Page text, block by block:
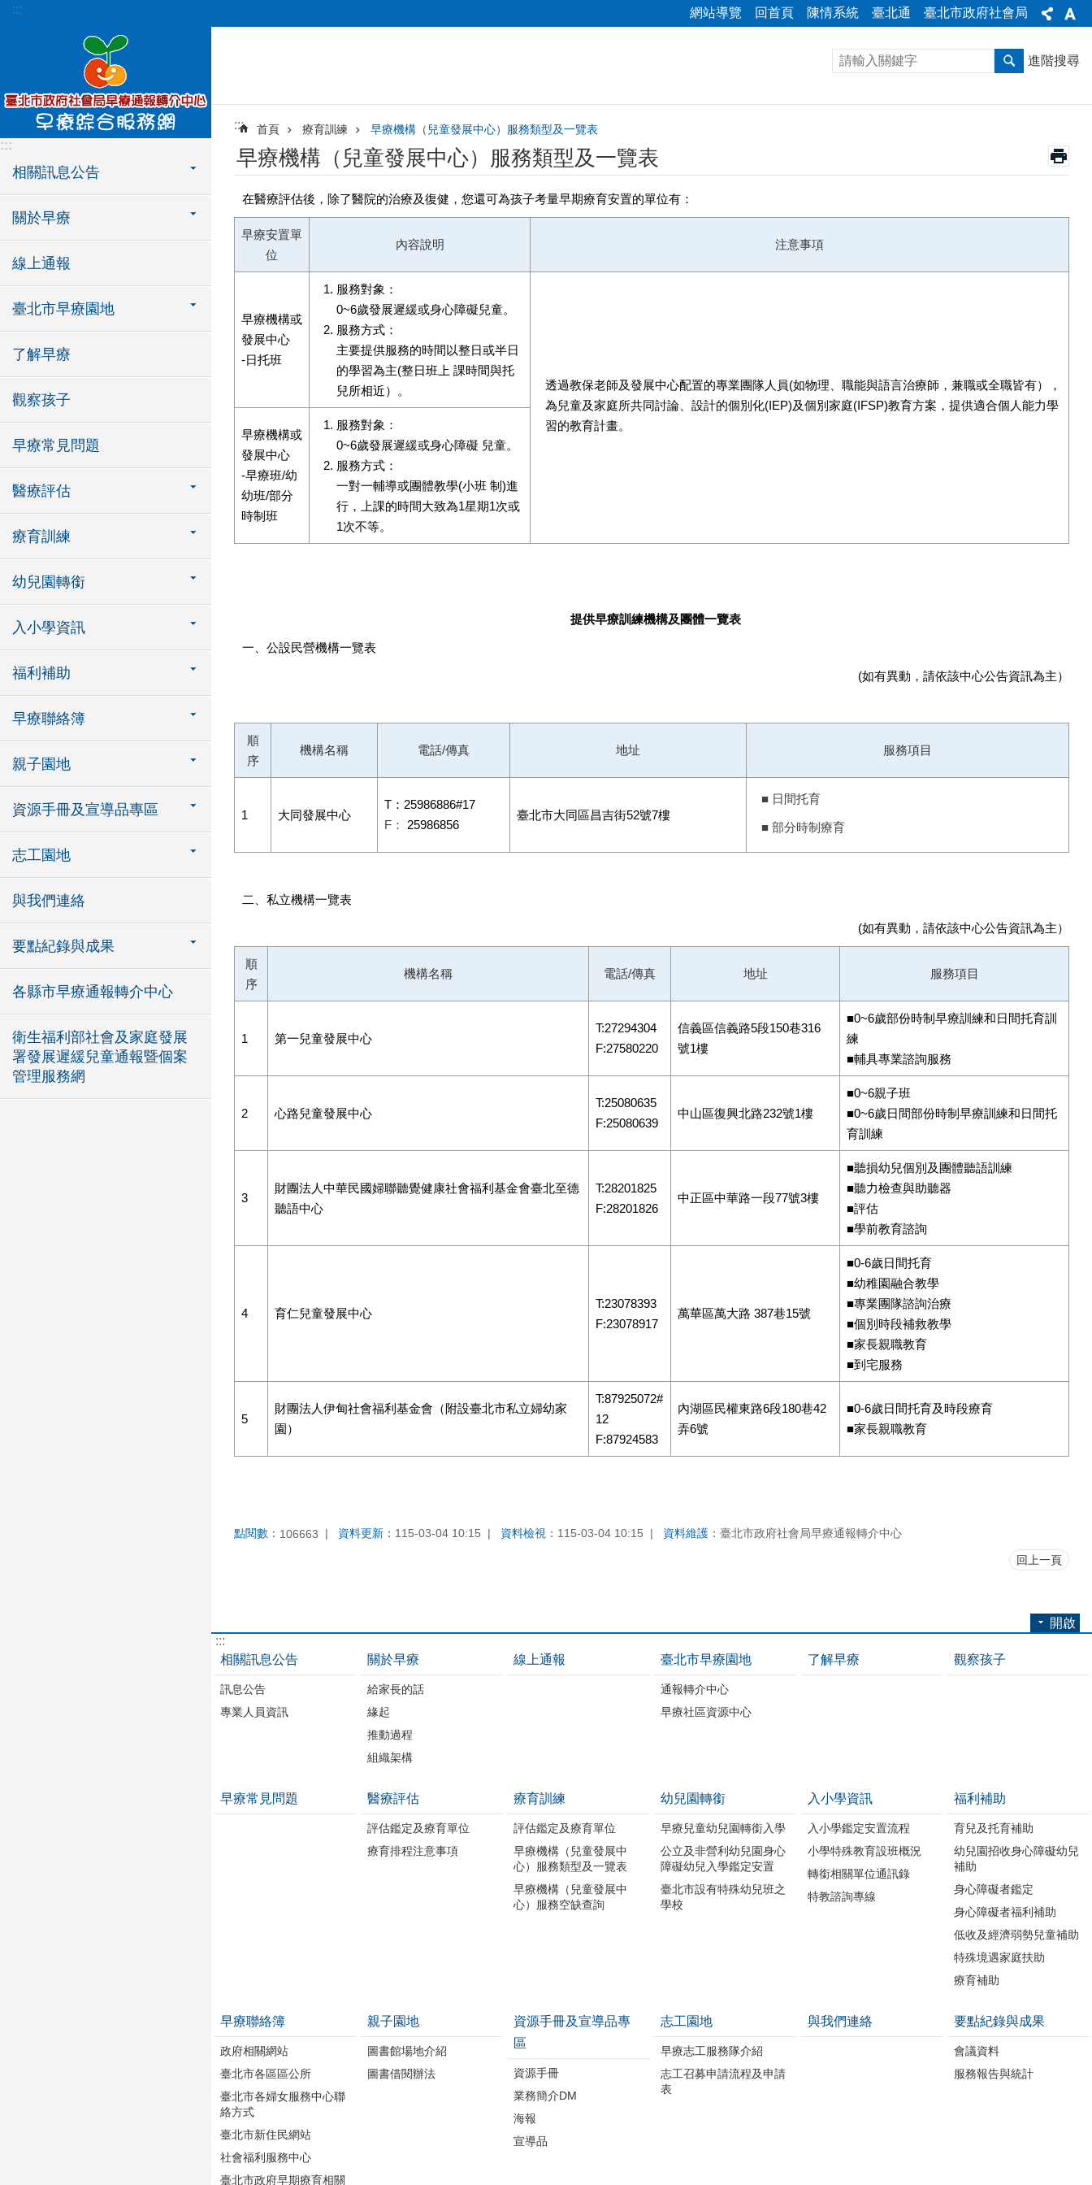
跳到主要內容區塊
::: 網站導覽 回首頁 陳情系統 臺北通 臺北市政府社會局
:::
相關訊息公告
關於早療
線上通報
臺北市早療園地
了解早療
觀察孩子
早療常見問題
醫療評估
療育訓練
幼兒園轉銜
入小學資訊
福利補助
早療聯絡簿
親子園地
資源手冊及宣導品專區
志工園地
與我們連絡
要點紀錄與成果
各縣市早療通報轉介中心
衛生福利部社會及家庭發展
署發展遲緩兒童通報暨個案
管理服務網
進階搜尋
::: 首頁 療育訓練 早療機構（兒童發展中心）服務類型及一覽表
早療機構（兒童發展中心）服務類型及一覽表
在醫療評估後，除了醫院的治療及復健，您還可為孩子考量早期療育安置的單位有：
早療安置單
位
內容說明 注意事項
早療機構或
發展中心
-日托班
服務對象：
0~6歲發展遲緩或身心障礙兒童。
服務方式：
主要提供服務的時間以整日或半日
的學習為主(整日班上 課時間與托
兒所相近）。
透過教保老師及發展中心配置的專業團隊人員(如物理、職能與語言治療師，兼職或全職皆有），
為兒童及家庭所共同討論、設計的個別化(IEP)及個別家庭(IFSP)教育方案，提供適合個人能力學
習的教育計畫。
早療機構或
發展中心
-早療班/幼
幼班/部分
時制班
服務對象：
0~6歲發展遲緩或身心障礙 兒童。
服務方式：
一對一輔導或團體教學(小班 制)進
行，上課的時間大致為1星期1次或
1次不等。
提供早療訓練機構及團體一覽表
一、公設民營機構一覽表
(如有異動，請依該中心公告資訊為主）
順
序
機構名稱 電話/傳真 地址 服務項目
1 大同發展中心
T：25986886#17
F：
25986856
臺北市大同區昌吉街52號7樓
■ 日間托育
■ 部分時制療育
二、私立機構一覽表
(如有異動，請依該中心公告資訊為主）
順
序
機構名稱 電話/傳真 地址 服務項目
1 第一兒童發展中心
T:27294304
F:27580220
信義區信義路5段150巷316
號1樓
■0~6歲部份時制早療訓練和日間托育訓
練
■輔具專業諮詢服務
2 心路兒童發展中心
T:25080635
F:25080639
中山區復興北路232號1樓
■0~6親子班
■0~6歲日間部份時制早療訓練和日間托
育訓練
3
財團法人中華民國婦聯聽覺健康社會福利基金會臺北至德
聽語中心
T:28201825
F:28201826
中正區中華路一段77號3樓
■聽損幼兒個別及團體聽語訓練
■聽力檢查與助聽器
■評估
■學前教育諮詢
4 育仁兒童發展中心
T:23078393
F:23078917
萬華區萬大路 387巷15號
■0-6歲日間托育
■幼稚園融合教學
■專業團隊諮詢治療
■個別時段補救教學
■家長親職教育
■到宅服務
5
財團法人伊甸社會福利基金會（附設臺北市私立婦幼家
園）
T:87925072#
12
F:87924583
內湖區民權東路6段180巷42
弄6號
■0-6歲日間托育及時段療育
■家長親職教育
點閱數： 106663 資料更新： 115-03-04 10:15 資料檢視： 115-03-04 10:15 資料維護： 臺北市政府社會局早療通報轉介中心
回上一頁
開啟
:::
相關訊息公告
訊息公告
專業人員資訊
關於早療
給家長的話
緣起
推動過程
組織架構
線上通報 臺北市早療園地
通報轉介中心
早療社區資源中心
了解早療 觀察孩子
早療常見問題 醫療評估
評估鑑定及療育單位
療育排程注意事項
療育訓練
評估鑑定及療育單位
早療機構（兒童發展中
心）服務類型及一覽表
早療機構（兒童發展中
心）服務空缺查詢
幼兒園轉銜
早療兒童幼兒園轉銜入學
公立及非營利幼兒園身心
障礙幼兒入學鑑定安置
臺北市設有特殊幼兒班之
學校
入小學資訊
入小學鑑定安置流程
小學特殊教育設班概況
轉銜相關單位通訊錄
特教諮詢專線
福利補助
育兒及托育補助
幼兒園招收身心障礙幼兒
補助
身心障礙者鑑定
身心障礙者福利補助
低收及經濟弱勢兒童補助
特殊境遇家庭扶助
療育補助
早療聯絡簿
政府相關網站
臺北市各區區公所
臺北市各婦女服務中心聯
絡方式
臺北市新住民網站
社會福利服務中心
臺北市政府早期療育相關
親子園地
圖書館場地介紹
圖書借閱辦法
資源手冊及宣導品專
區
資源手冊
業務簡介DM
海報
宣導品
志工園地
早療志工服務隊介紹
志工召募申請流程及申請
表
與我們連絡 要點紀錄與成果
會議資料
服務報告與統計